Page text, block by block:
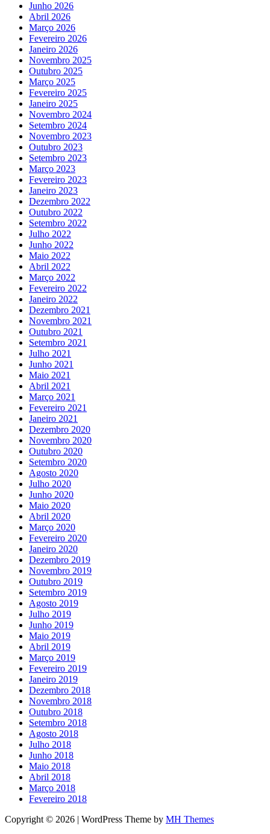
Junho 2026
Abril 2026
Março 2026
Fevereiro 2026
Janeiro 2026
Novembro 2025
Outubro 2025
Março 2025
Fevereiro 2025
Janeiro 2025
Novembro 2024
Setembro 2024
Novembro 2023
Outubro 2023
Setembro 2023
Março 2023
Fevereiro 2023
Janeiro 2023
Dezembro 2022
Outubro 2022
Setembro 2022
Julho 2022
Junho 2022
Maio 2022
Abril 2022
Março 2022
Fevereiro 2022
Janeiro 2022
Dezembro 2021
Novembro 2021
Outubro 2021
Setembro 2021
Julho 2021
Junho 2021
Maio 2021
Abril 2021
Março 2021
Fevereiro 2021
Janeiro 2021
Dezembro 2020
Novembro 2020
Outubro 2020
Setembro 2020
Agosto 2020
Julho 2020
Junho 2020
Maio 2020
Abril 2020
Março 2020
Fevereiro 2020
Janeiro 2020
Dezembro 2019
Novembro 2019
Outubro 2019
Setembro 2019
Agosto 2019
Julho 2019
Junho 2019
Maio 2019
Abril 2019
Março 2019
Fevereiro 2019
Janeiro 2019
Dezembro 2018
Novembro 2018
Outubro 2018
Setembro 2018
Agosto 2018
Julho 2018
Junho 2018
Maio 2018
Abril 2018
Março 2018
Fevereiro 2018
Copyright © 2026 | WordPress Theme by MH Themes